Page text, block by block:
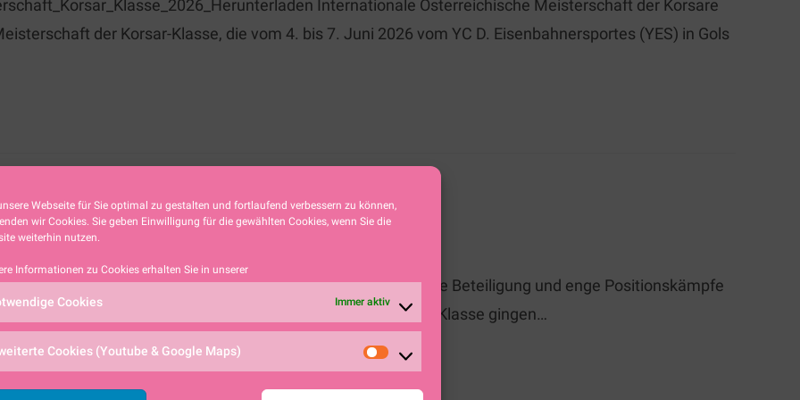
Webseite für Sie optimal zu gestalten und fortlaufend verbessern zu können,
wir Cookies. Sie geben Einwilligung für die gewählten Cookies, wenn Sie die
weiterhin nutzen.
Informationen zu Cookies erhalten Sie in unserer
Cookies Immer aktiv
Cookies (Youtube & Google Maps)
Internationale Österreichische Meisterschaft der Korsare
der Korsar-Klasse, die vom 4. bis 7. Juni 2026 vom YC D. Eisenbahnersportes (YES) in Gols
8 WETTFAHRTEN
# 49er-Klasse Spannender Hochleistungssport, internationale Beteiligung und enge Positionskämpfe
Alpsee Immenstadt. Insgesamt elf Teams der 49er Klasse gingen…